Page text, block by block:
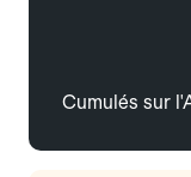
Cumulés sur